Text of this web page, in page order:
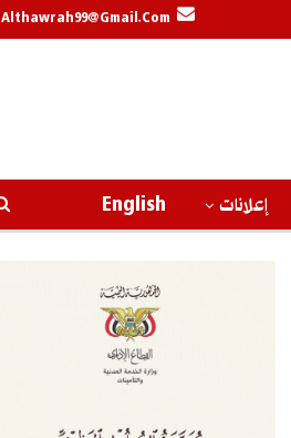
Althawrah99@gmail.com
إعلانات English